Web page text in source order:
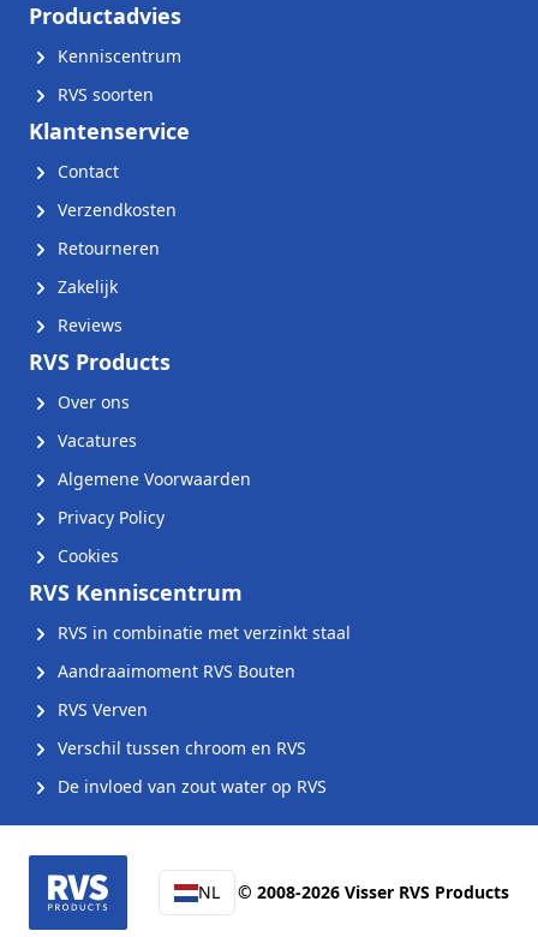
Productadvies
Kenniscentrum
RVS soorten
Klantenservice
Contact
Verzendkosten
Retourneren
Zakelijk
Reviews
RVS Products
Over ons
Vacatures
Algemene Voorwaarden
Privacy Policy
Cookies
RVS Kenniscentrum
RVS in combinatie met verzinkt staal
Aandraaimoment RVS Bouten
RVS Verven
Verschil tussen chroom en RVS
De invloed van zout water op RVS
NL © 2008-2026 Visser RVS Products